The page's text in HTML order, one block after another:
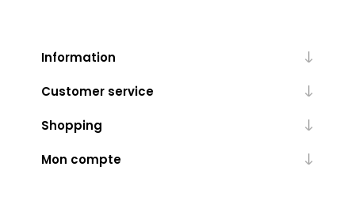
Information
Customer service
Shopping
Mon compte